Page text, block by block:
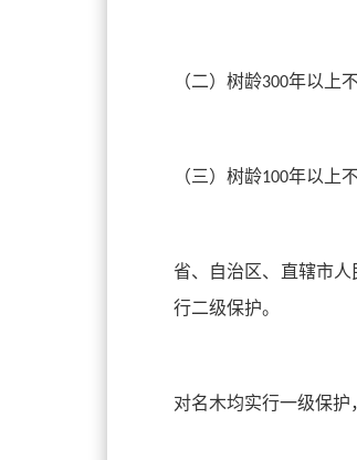
（二）树龄300年以上
（三）树龄100年以上
省、自治区、直辖市
行二级保护。
对名木均实行一级保护